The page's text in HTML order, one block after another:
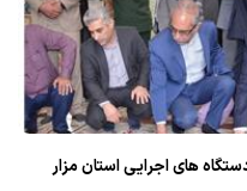
های اجرایی استان مزار